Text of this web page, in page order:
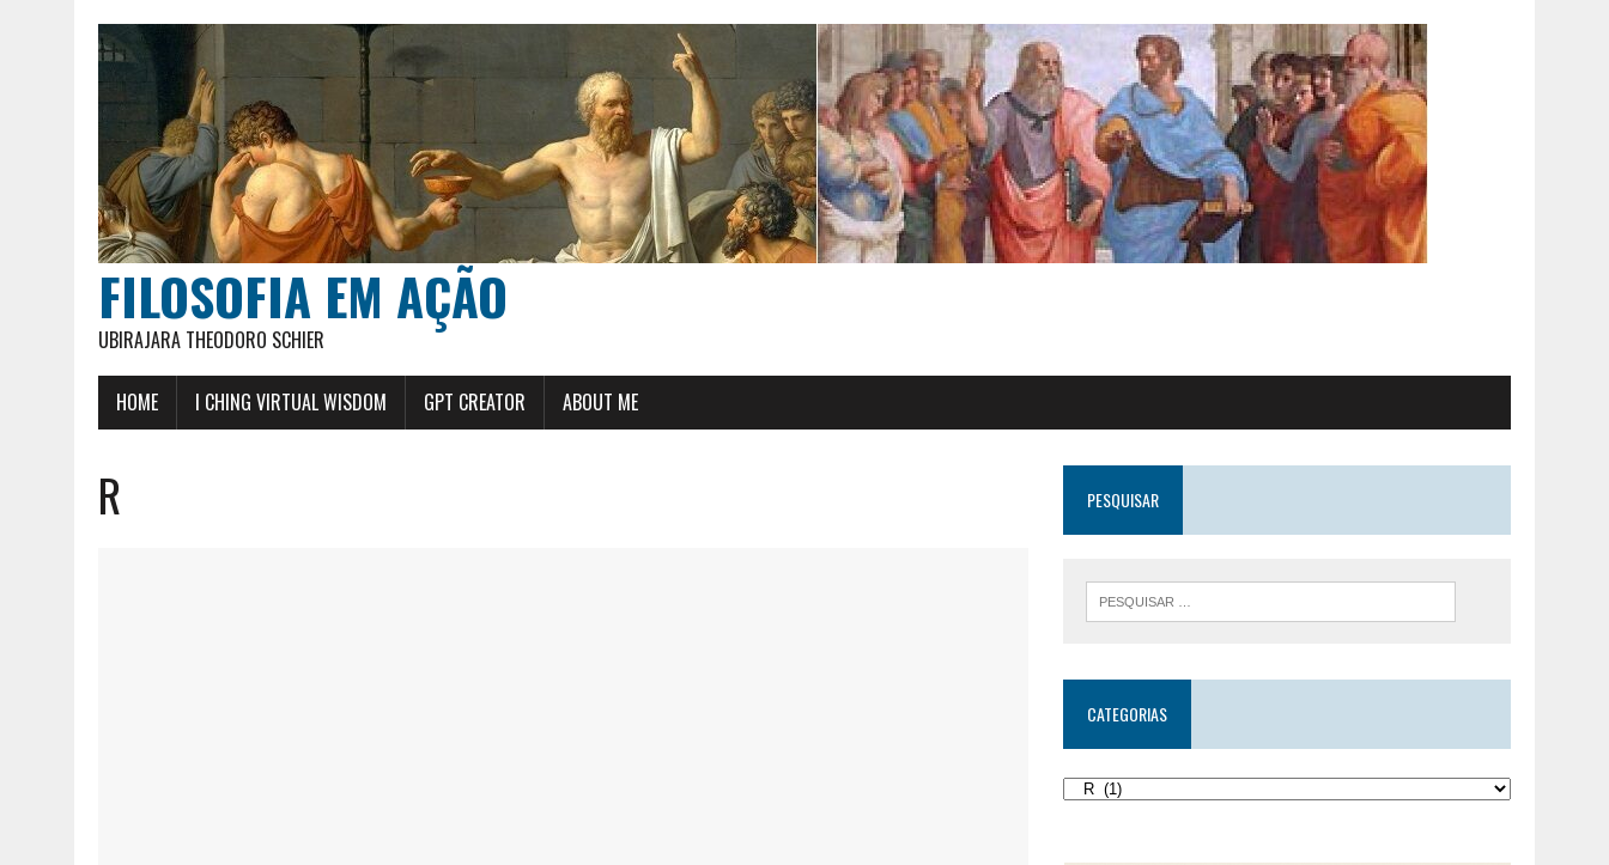
FILOSOFIA EM AÇÃO
UBIRAJARA THEODORO SCHIER
HOME I CHING VIRTUAL WISDOM GPT CREATOR ABOUT ME
R PESQUISAR
CATEGORIAS